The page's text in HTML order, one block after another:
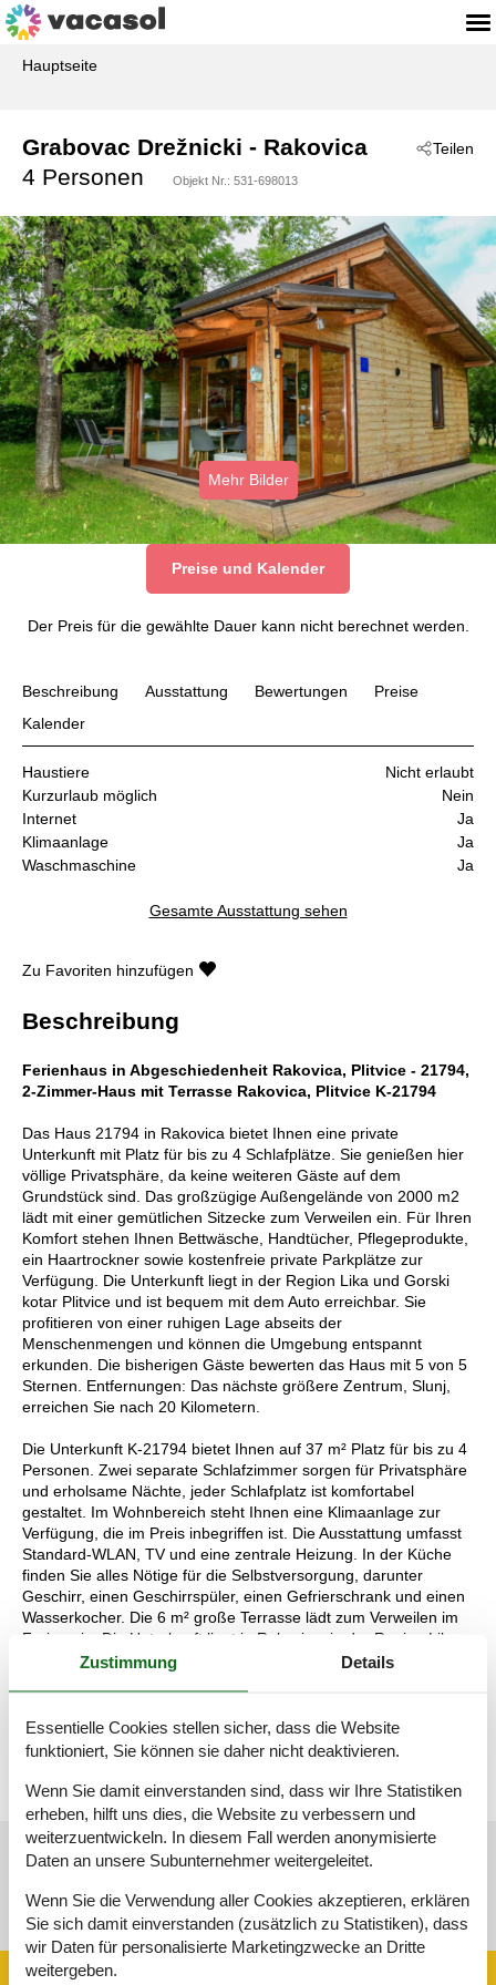
Hauptseite
Teilen
Grabovac Drežnicki
- 47245
- Rakovica
4 Personen
Objekt Nr.: 531-698013
Mehr Bilder
Preise und Kalender
Der Preis für die gewählte Dauer kann nicht berechnet werden.
Beschreibung Ausstattung Bewertungen
Preise
Kalender
Haustiere
Nicht erlaubt
Kurzurlaub möglich
Nein
Internet
Ja
Klimaanlage
Ja
Waschmaschine
Ja
Gesamte Ausstattung sehen
Zu Favoriten hinzufügen
Beschreibung
Ferienhaus in Abgeschiedenheit Rakovica, Plitvice - 21794,
2-Zimmer-Haus mit Terrasse Rakovica, Plitvice K-21794
Das Haus 21794 in Rakovica bietet Ihnen eine private
Unterkunft mit Platz für bis zu 4 Schlafplätze. Sie genießen hier
völlige Privatsphäre, da keine weiteren Gäste auf dem
Grundstück sind. Das großzügige Außengelände von 2000 m2
lädt mit einer gemütlichen Sitzecke zum Verweilen ein. Für Ihren
Komfort stehen Ihnen Bettwäsche, Handtücher, Pflegeprodukte,
ein Haartrockner sowie kostenfreie private Parkplätze zur
Verfügung. Die Unterkunft liegt in der Region Lika und Gorski
kotar Plitvice und ist bequem mit dem Auto erreichbar. Sie
profitieren von einer ruhigen Lage abseits der
Menschenmengen und können die Umgebung entspannt
erkunden. Die bisherigen Gäste bewerten das Haus mit 5 von 5
Sternen. Entfernungen: Das nächste größere Zentrum, Slunj,
erreichen Sie nach 20 Kilometern.
Die Unterkunft K-21794 bietet Ihnen auf 37 m² Platz für bis zu 4
Personen. Zwei separate Schlafzimmer sorgen für Privatsphäre
und erholsame Nächte, jeder Schlafplatz ist komfortabel
gestaltet. Im Wohnbereich steht Ihnen eine Klimaanlage zur
Verfügung, die im Preis inbegriffen ist. Die Ausstattung umfasst
Standard-WLAN, TV und eine zentrale Heizung. In der Küche
finden Sie alles Nötige für die Selbstversorgung, darunter
Geschirr, einen Geschirrspüler, einen Gefrierschrank und einen
Wasserkocher. Die 6 m² große Terrasse lädt zum Verweilen im
Freien ein. Die Unterkunft liegt in Rakovica, in der Region Lika
und Gorski kotar Plitvice – ideal, um die Umgebung zu
Wahl für alle, die Wert auf Komfort und eine gute Ausstattung
legen.
Siehe Häuser nebenan
Sonnenstand über dem gewählten Objekt 😎
Zustimmung Details
Essentielle Cookies stellen sicher, dass die Website
funktioniert, Sie können sie daher nicht deaktivieren.
Wenn Sie damit einverstanden sind, dass wir Ihre Statistiken
erheben, hilft uns dies, die Website zu verbessern und
weiterzuentwickeln. In diesem Fall werden anonymisierte
Daten an unsere Subunternehmer weitergeleitet.
Wenn Sie die Verwendung aller Cookies akzeptieren, erklären
Sie sich damit einverstanden (zusätzlich zu Statistiken), dass
wir Daten für personalisierte Marketingzwecke an Dritte
weitergeben.